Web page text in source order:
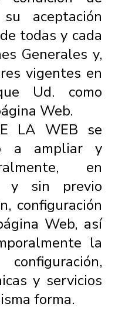
aceptación
todas y cada
Generales y,
vigentes en
Ud. como
Web.
LA WEB se
a ampliar y
en
y sin previo
configuración
Web, así
la
y servicios
forma.